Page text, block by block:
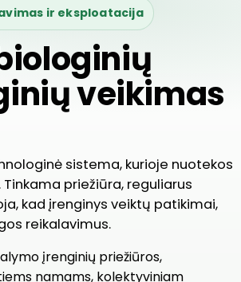
ir eksploatacija
veikimas
sistema, kurioje nuotekos
priežiūra, reguliarus
kad įrenginys veiktų patikimai,
reikalavimus.
įrenginių priežiūros,
namams, kolektyviniam